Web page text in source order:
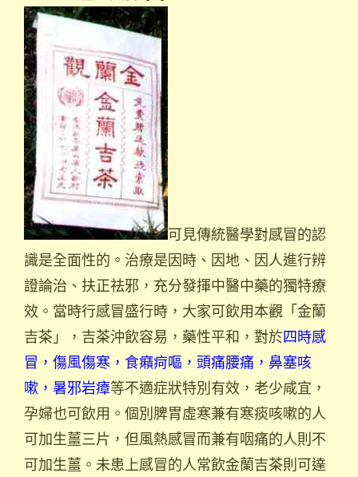
可見傳統醫學對感冒的認
識是全面性的。治療是因時、因地、因人進行辨
證論治、扶正祛邪，充分發揮中醫中藥的獨特療
效。當時行感冒盛行時，大家可飲用本觀「金蘭
吉茶」，吉茶沖飲容易，藥性平和，對於四時感
冒，傷風傷寒，食癪疴嘔，頭痛腰痛，鼻塞咳
嗽，暑邪岩瘴等不適症狀特別有效，老少咸宜，
孕婦也可飲用。個別脾胃虛寒兼有寒痰咳嗽的人
可加生薑三片，但風熱感冒而兼有咽痛的人則不
可加生薑。未患上感冒的人常飲金蘭吉茶則可達